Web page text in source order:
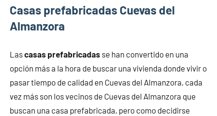
Casas prefabricadas Cuevas del
Almanzora
Lascasas prefabricadas se han convertido en una
opción más a la hora de buscar una vivienda donde vivir o
pasar tiempo de calidad en Cuevas del Almanzora, cada
vez más son los vecinos de Cuevas del Almanzora que
buscan una casa prefabricada, pero como decidirse